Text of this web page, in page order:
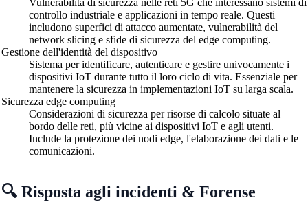
controllo industriale e applicazioni in tempo reale. Questi
includono superfici di attacco aumentate, vulnerabilità del
network slicing e sfide di sicurezza del edge computing.
Gestione dell'identità del dispositivo
Sistema per identificare, autenticare e gestire univocamente i
dispositivi IoT durante tutto il loro ciclo di vita. Essenziale per
mantenere la sicurezza in implementazioni IoT su larga scala.
Sicurezza edge computing
Considerazioni di sicurezza per risorse di calcolo situate al
bordo delle reti, più vicine ai dispositivi IoT e agli utenti.
Include la protezione dei nodi edge, l'elaborazione dei dati e le
comunicazioni.
🔍 Risposta agli incidenti & Forense